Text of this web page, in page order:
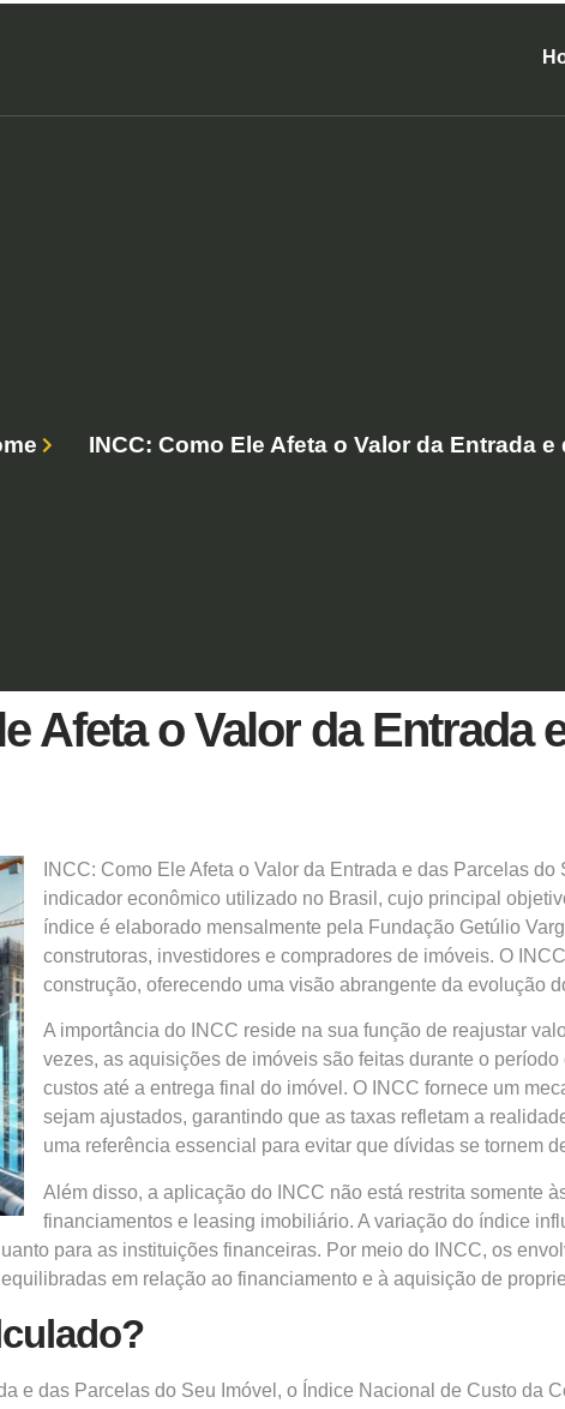
INCC: Como Ele Afeta o Valor da Entrada
Afeta o Valor da Entrada
INCC: Como Ele Afeta o Valor da Entrada e das Parcelas
indicador econômico utilizado no Brasil, cujo principal
índice é elaborado mensalmente pela Fundação Getúlio
construtoras, investidores e compradores de imóveis. O
construção, oferecendo uma visão abrangente da evolução
A importância do INCC reside na sua função de reajustar
vezes, as aquisições de imóveis são feitas durante o
custos até a entrega final do imóvel. O INCC fornece um
sejam ajustados, garantindo que as taxas refletam a
uma referência essencial para evitar que dívidas se tornem
Além disso, a aplicação do INCC não está restrita somente
financiamentos e leasing imobiliário. A variação do índice
para as instituições financeiras. Por meio do INCC, os
em relação ao financiamento e à aquisição de
e das Parcelas do Seu Imóvel, o Índice Nacional de Custo